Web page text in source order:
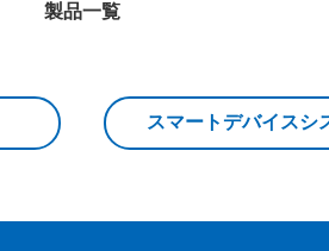
製品一覧
スマートデバイスシ